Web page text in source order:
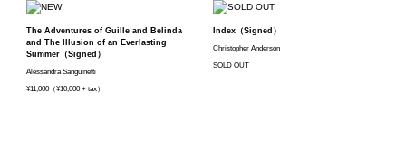
The Adventures of Guille and Belinda
and The Illusion of an Everlasting
Summer（Signed）
Alessandra Sanguinetti
¥11,000（¥10,000 + tax）
Index（Signed）
Christopher Anderson
SOLD OUT